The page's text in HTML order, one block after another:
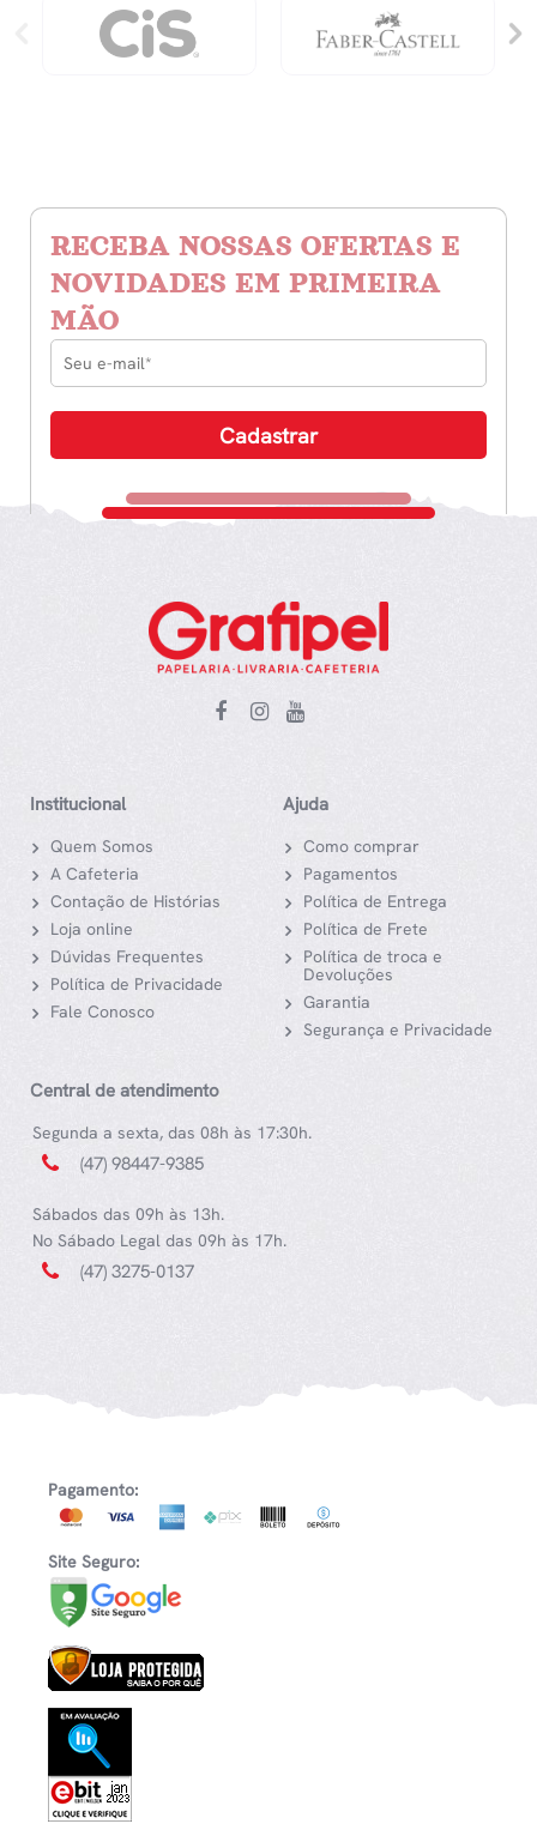
RECEBA NOSSAS OFERTAS E
NOVIDADES EM PRIMEIRA
MÃO
Institucional
Quem Somos
A Cafeteria
Contação de Histórias
Loja online
Dúvidas Frequentes
Política de Privacidade
Fale Conosco
Ajuda
Como comprar
Pagamentos
Política de Entrega
Política de Frete
Política de troca e
Devoluções
Garantia
Segurança e Privacidade
Central de atendimento
Segunda a sexta, das 08h às 17:30h.
(47) 98447-9385
Sábados das 09h às 13h.
No Sábado Legal das 09h às 17h.
(47) 3275-0137
Pagamento:
Site Seguro: